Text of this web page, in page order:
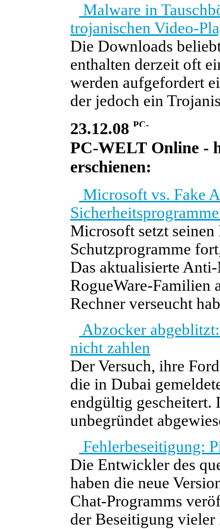
Malware in
trojanischen Video-
Die Downloads
enthalten derzeit oft
werden aufgefordert
der jedoch ein
23.12.08
PC-WELT Online -
erschienen:
Microsoft vs. Fake
Microsoft setzt seinen
Schutzprogramme
Das aktualisierte
RogueWare-
Rechner verseucht
Abzocker
nicht zahlen
Der Versuch, ihre
die in Dubai
endgültig gescheitert.
unbegründet
Fehlerbeseitigung:
Die Entwickler des
haben die neue
Chat-Programms
der Beseitigung